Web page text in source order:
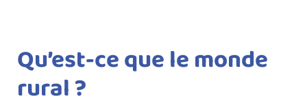
Qu’est-ce que le monde
rural ?